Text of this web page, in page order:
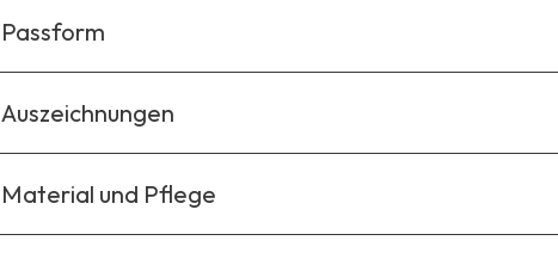
Passform
Auszeichnungen
Material und Pflege